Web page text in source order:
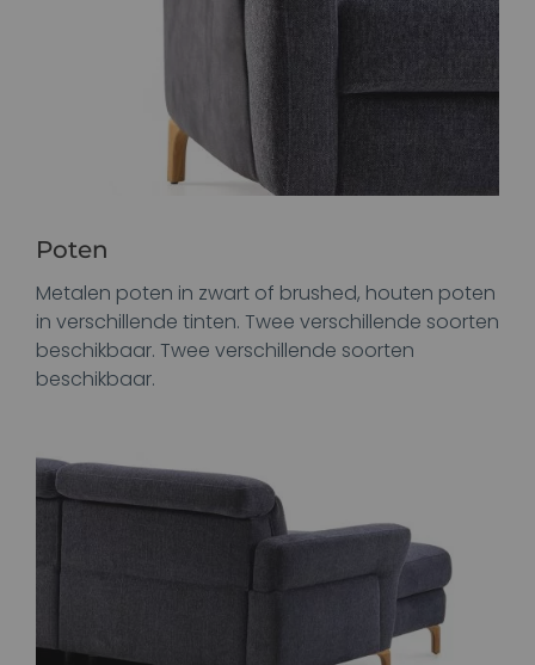
Poten
Metalen poten in zwart of brushed, houten poten
in verschillende tinten. Twee verschillende soorten
beschikbaar. Twee verschillende soorten
beschikbaar.